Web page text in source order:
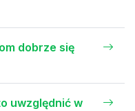
dobrze się
uwzględnić w